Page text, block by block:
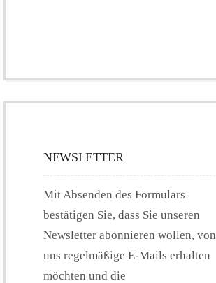
NEWSLETTER
Mit Absenden des Formulars
bestätigen Sie, dass Sie unseren
Newsletter abonnieren wollen, von
uns regelmäßige E-Mails erhalten
möchten und die